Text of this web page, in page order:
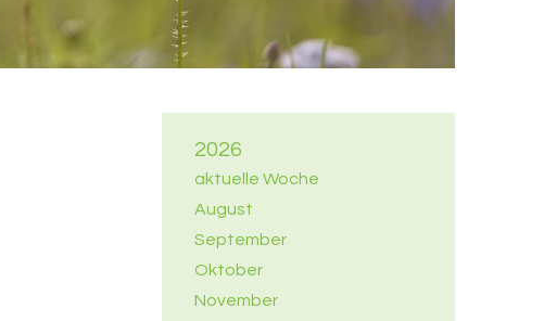
2026
aktuelle Woche
August
September
Oktober
November